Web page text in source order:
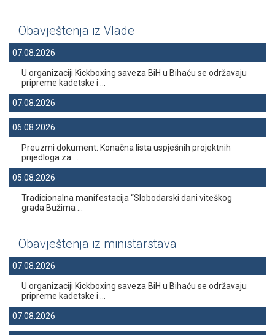
Obavještenja iz Vlade
07.08.2026
U organizaciji Kickboxing saveza BiH u Bihaću se održavaju
pripreme kadetske i ...
07.08.2026
06.08.2026
Preuzmi dokument: Konačna lista uspješnih projektnih
prijedloga za ...
05.08.2026
Tradicionalna manifestacija “Slobodarski dani viteškog
grada Bužima ...
Obavještenja iz ministarstava
07.08.2026
U organizaciji Kickboxing saveza BiH u Bihaću se održavaju
pripreme kadetske i ...
07.08.2026